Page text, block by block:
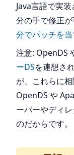
Java言語で実
分の手で修正
分でパッチを
注意: OpenDS
ーDSを連想さ
が、これらに
OpenDS や
ーバーやディ
のだからです。